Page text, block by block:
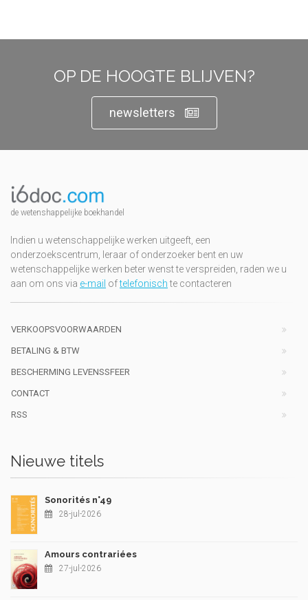
OP DE HOOGTE BLIJVEN?
newsletters
de wetenshappelijke boekhandel
Indien u wetenschappelijke werken uitgeeft, een
onderzoekscentrum, leraar of onderzoeker bent en uw
wetenschappelijke werken beter wenst te verspreiden, raden we u
aan om ons via e-mail oftelefonischte contacteren
VERKOOPSVOORWAARDEN
BETALING & BTW
BESCHERMING LEVENSSFEER
CONTACT
RSS
Nieuwe titels
Sonorités n°49
28-jul-2026
Amours contrariées
27-jul-2026